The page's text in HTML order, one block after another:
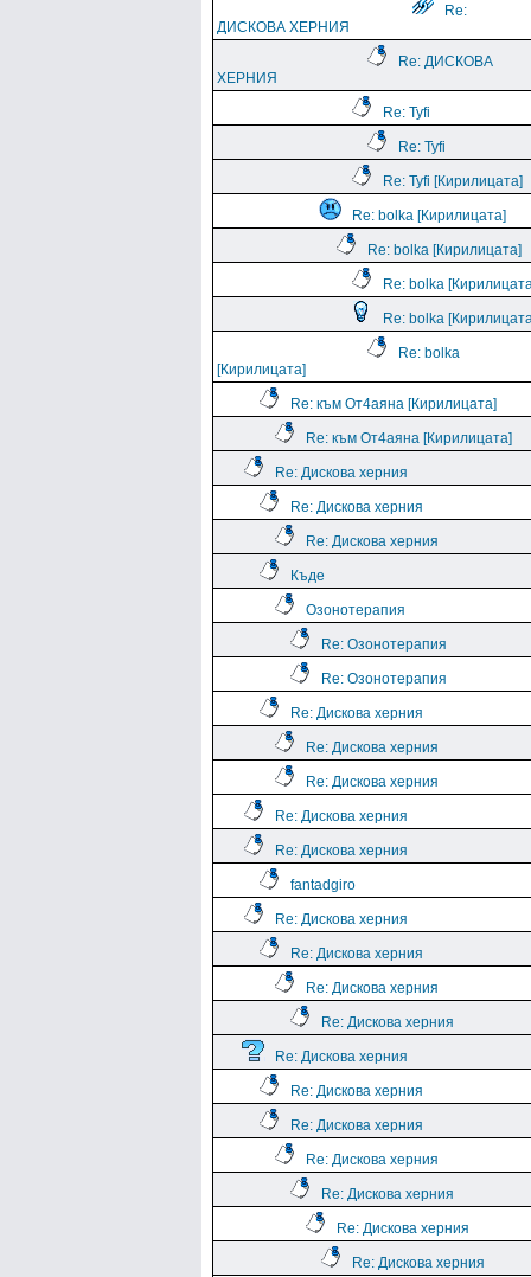
Re:
ДИСКОВА ХЕРНИЯ
Re: ДИСКОВА
ХЕРНИЯ
Re: Tyfi
Re: Tyfi
Re: Tyfi [Кирилицата]
Re: bolka [Кирилицата]
Re: bolka [Кирилицата]
Re: bolka
Re: bolka
Re: bolka
[Кирилицата]
Re: към От4аяна [Кирилицата]
Re: към От4аяна [Кирилицата]
Re: Дискова херния
Re: Дискова херния
Re: Дискова херния
Къде
Озонотерапия
Re: Озонотерапия
Re: Озонотерапия
Re: Дискова херния
Re: Дискова херния
Re: Дискова херния
Re: Дискова херния
Re: Дискова херния
fantadgiro
Re: Дискова херния
Re: Дискова херния
Re: Дискова херния
Re: Дискова херния
Re: Дискова херния
Re: Дискова херния
Re: Дискова херния
Re: Дискова херния
Re: Дискова херния
Re: Дискова херния
Re: Дискова херния